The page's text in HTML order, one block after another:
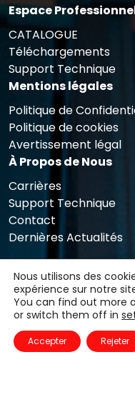
Espace
CATALOGUE
Téléchargements
Support Technique
Mentions légales
Politique de
Politique de cookies
Avertissement légal
À Propos de Nous
Carrières
Support Technique
Contact
Dernières Actualités
Nous utilisons des
expérience sur notre
You can find out more
or switch them off in
Accepter Rejeter